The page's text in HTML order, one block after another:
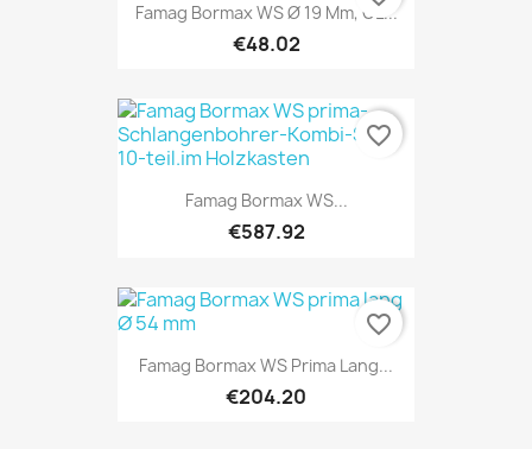
Famag Bormax WS Ø 19 Mm, GL...
€48.02
Famag Bormax WS...
€587.92
favorite_border
Famag Bormax WS Prima Lang...
€204.20
favorite_border